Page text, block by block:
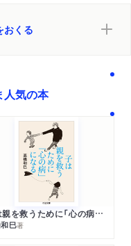
おくる
人気の本
子は親を救うために「心の病」になる
巳著